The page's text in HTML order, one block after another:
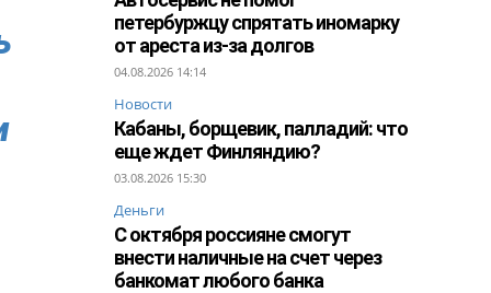
петербуржцу спрятать иномарку
от ареста из-за долгов
04.08.2026 14:14
Новости
Кабаны, борщевик, палладий: что
еще ждет Финляндию?
03.08.2026 15:30
Деньги
С октября россияне смогут
внести наличные на счет через
банкомат любого банка